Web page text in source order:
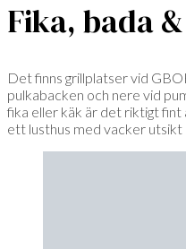
Fika, bada
Det finns grillplatser vid
pulkabacken och nere vid
fika eller käk är det riktigt fint
ett lusthus med vacker utsikt